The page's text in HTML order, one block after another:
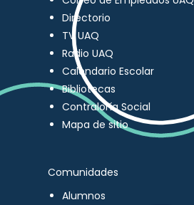
Directorio
TV UAQ
Radio UAQ
Calendario Escolar
Bibliotecas
Contraloría Social
Mapa de sitio
Comunidades
Alumnos